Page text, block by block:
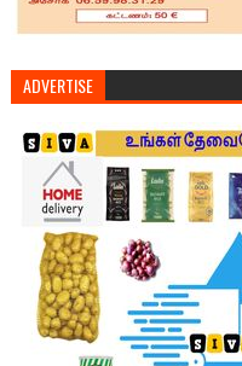
ADVERTISE